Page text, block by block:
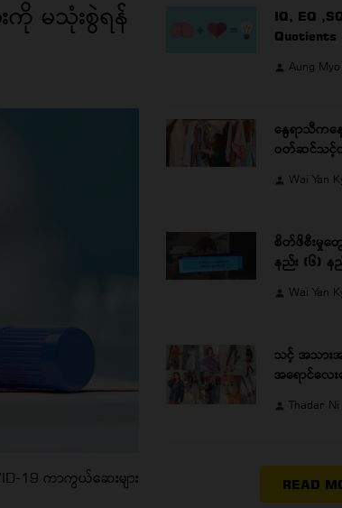
ကို မသုံးစွဲရန်
19 ကာကွယ်ဆေးများ
IQ, EQ
Quotients
Aung
နွေရာသီကန
ဝတ်ဆင်သင့်တဲ့
Wai Yan
စိတ်ဖိစီးမှုတွ
နည်း (၆) န
Wai Yan
သင့် အသာ
အရောင်လေ
Thadar Ni
READ